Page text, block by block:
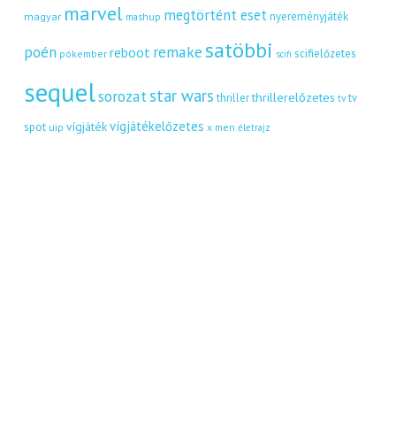
magyar marvel mashup megtörtént eset nyereményjáték
poén pókember reboot remakesatöbbi scifi scifielőzetes
sequelsorozatstar wars thriller thrillerelőzetes tv tv
spot uip vígjátékvígjátékelőzetes x men életrajz